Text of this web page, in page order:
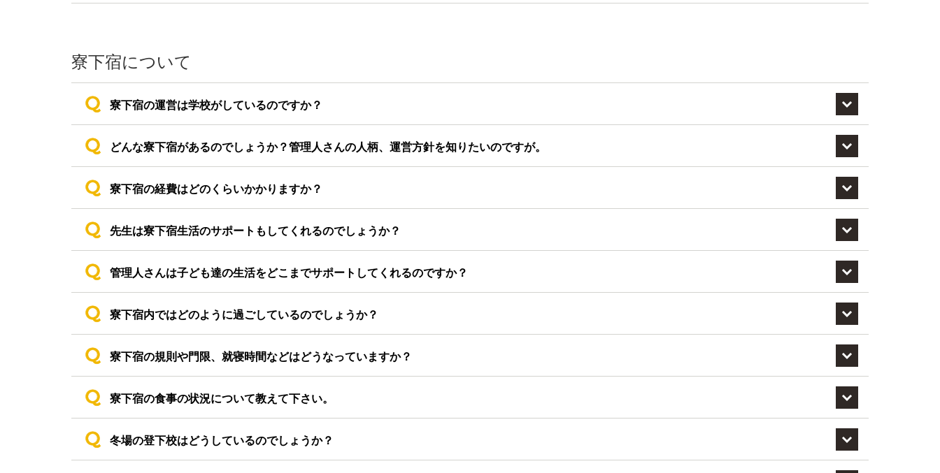
寮下宿について
寮下宿の運営は学校がしているのですか？
どんな寮下宿があるのでしょうか？管理人さんの人柄、運営方針を知りたいのですが。
寮下宿の経費はどのくらいかかりますか？
先生は寮下宿生活のサポートもしてくれるのでしょうか？
管理人さんは子ども達の生活をどこまでサポートしてくれるのですか？
寮下宿内ではどのように過ごしているのでしょうか？
寮下宿の規則や門限、就寝時間などはどうなっていますか？
寮下宿の食事の状況について教えて下さい。
冬場の登下校はどうしているのでしょうか？